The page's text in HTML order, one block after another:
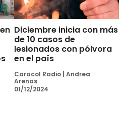
Diciembre inicia con más
de 10 casos de
lesionados con pólvora
en el país
Caracol Radio Andrea
Arenas
01/12/2024